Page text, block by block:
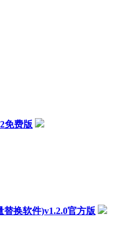
免费版
换软件)v1.2.0官方版